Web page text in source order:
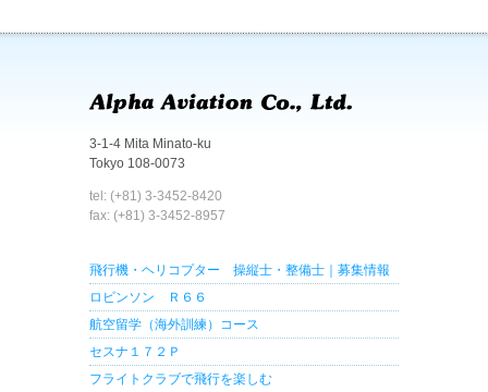
3-1-4 Mita Minato-ku
Tokyo 108-0073
tel: (+81) 3-3452-8420
fax: (+81) 3-3452-8957
飛行機・ヘリコプター 操縦士・整備士｜募集情報
ロビンソン Ｒ６６
航空留学（海外訓練）コース
セスナ１７２Ｐ
フライトクラブで飛行を楽しむ